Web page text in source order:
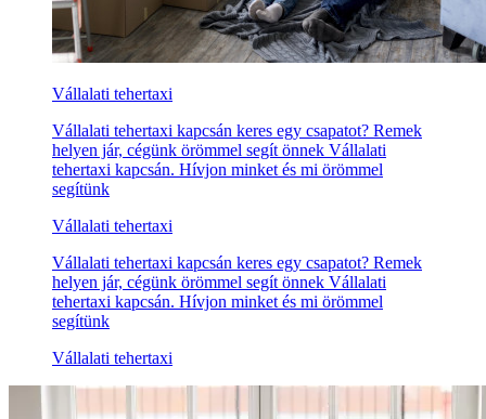
Vállalati tehertaxi
Vállalati tehertaxi kapcsán keres egy csapatot? Remek
helyen jár, cégünk örömmel segít önnek Vállalati
tehertaxi kapcsán. Hívjon minket és mi örömmel
segítünk
Vállalati tehertaxi
Vállalati tehertaxi kapcsán keres egy csapatot? Remek
helyen jár, cégünk örömmel segít önnek Vállalati
tehertaxi kapcsán. Hívjon minket és mi örömmel
segítünk
Vállalati tehertaxi